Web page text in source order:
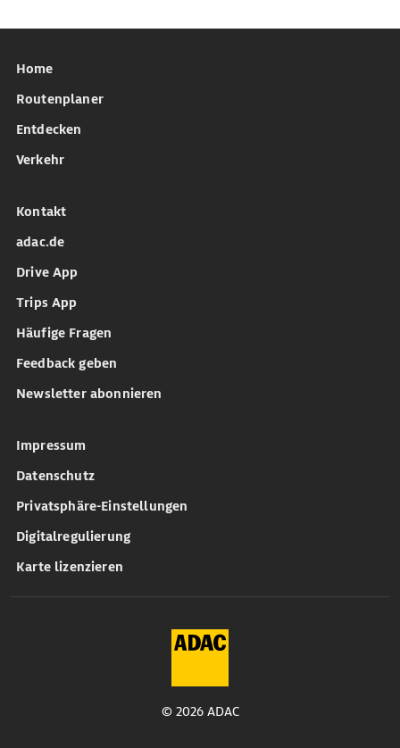
Home
Routenplaner
Entdecken
Verkehr
Kontakt
adac.de
Drive App
Trips App
Häufige Fragen
Feedback geben
Newsletter abonnieren
Impressum
Datenschutz
Privatsphäre-Einstellungen
Digitalregulierung
Karte lizenzieren
© 2026 ADAC